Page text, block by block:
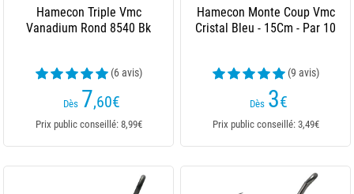
Hamecon Triple Vmc
Vanadium Rond 8540 Bk
(6 avis)
Dès 7,60€
Prix public conseillé: 8,99€
Hamecon Monte Coup Vmc
Cristal Bleu - 15Cm - Par 10
(9 avis)
Dès 3€
Prix public conseillé: 3,49€